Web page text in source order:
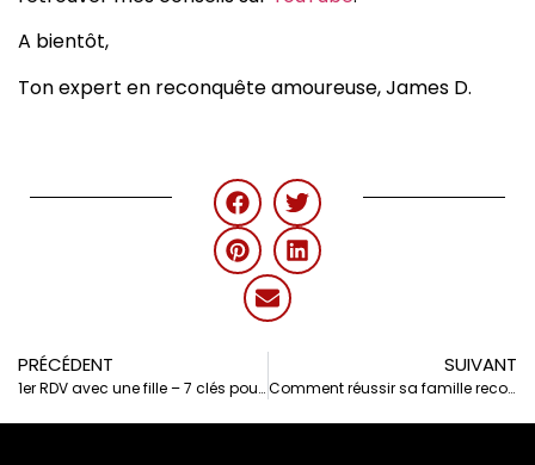
A bientôt,
Ton expert en reconquête amoureuse, James D.
PRÉCÉDENT
1er RDV avec une fille – 7 clés pour le réussir et vraiment lui plaire
SUIVANT
Comment réussir sa famille recomposée ? 5 clés pour éviter l’échec